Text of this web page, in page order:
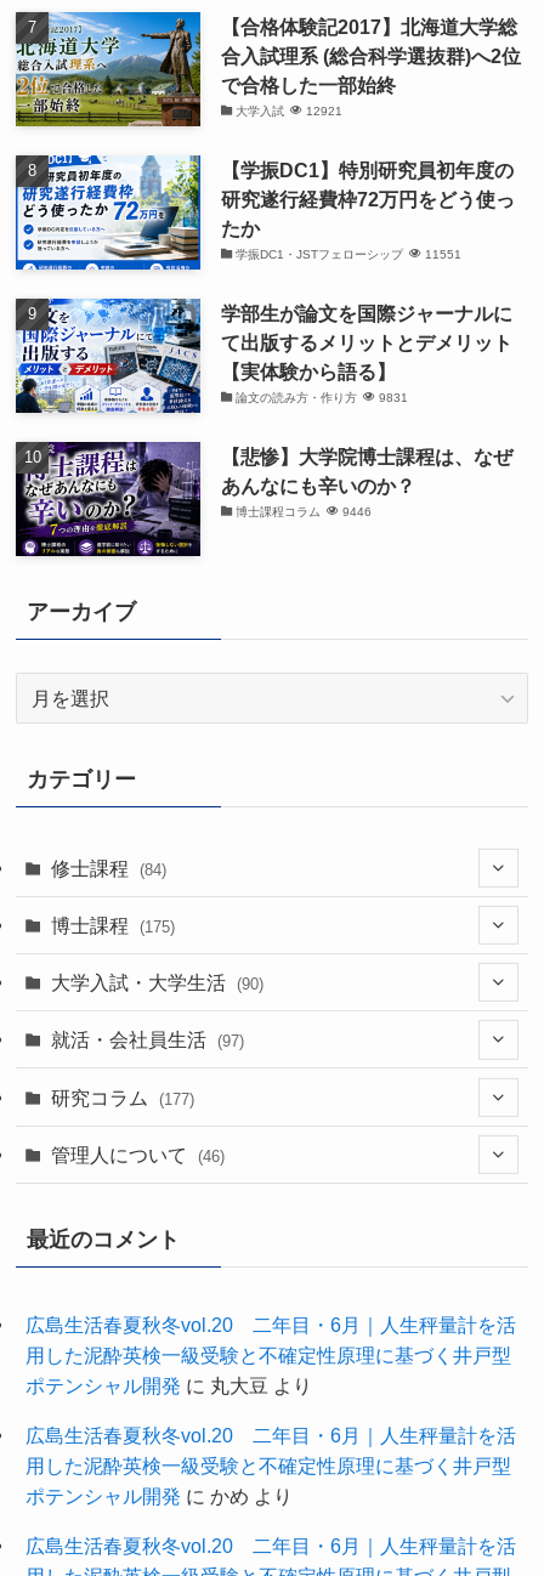
【合格体験記2017】北海道大学総
合入試理系 (総合科学選抜群)へ2位
で合格した一部始終
大学入試 12921
【学振DC1】特別研究員初年度の
研究遂行経費枠72万円をどう使っ
たか
学振DC1・JSTフェローシップ 11551
学部生が論文を国際ジャーナルに
て出版するメリットとデメリット
【実体験から語る】
論文の読み方・作り方 9831
【悲惨】大学院博士課程は、なぜ
あんなにも辛いのか？
博士課程コラム 9446
アーカイブ
イ
ブ
カテゴリー
修士課程 (84)
(7)
(39)
博士課程 (175)
(52)
(35)(60)
(22)
大学入試・大学生活 (90)
(43)
(37)
就活・会社員生活 (97)
(20)
(42)
(11)
(10)
研究コラム (177)
(20)
管理人について (46)
(3)
(9)
最近のコメント
広島生活春夏秋冬vol.20 二年目・6月｜人生秤量計を活
用した泥酔英検一級受験と不確定性原理に基づく井戸型
ポテンシャル開発 に 丸大豆 より
広島生活春夏秋冬vol.20 二年目・6月｜人生秤量計を活
用した泥酔英検一級受験と不確定性原理に基づく井戸型
ポテンシャル開発 にかめ より
広島生活春夏秋冬vol.20 二年目・6月｜人生秤量計を活